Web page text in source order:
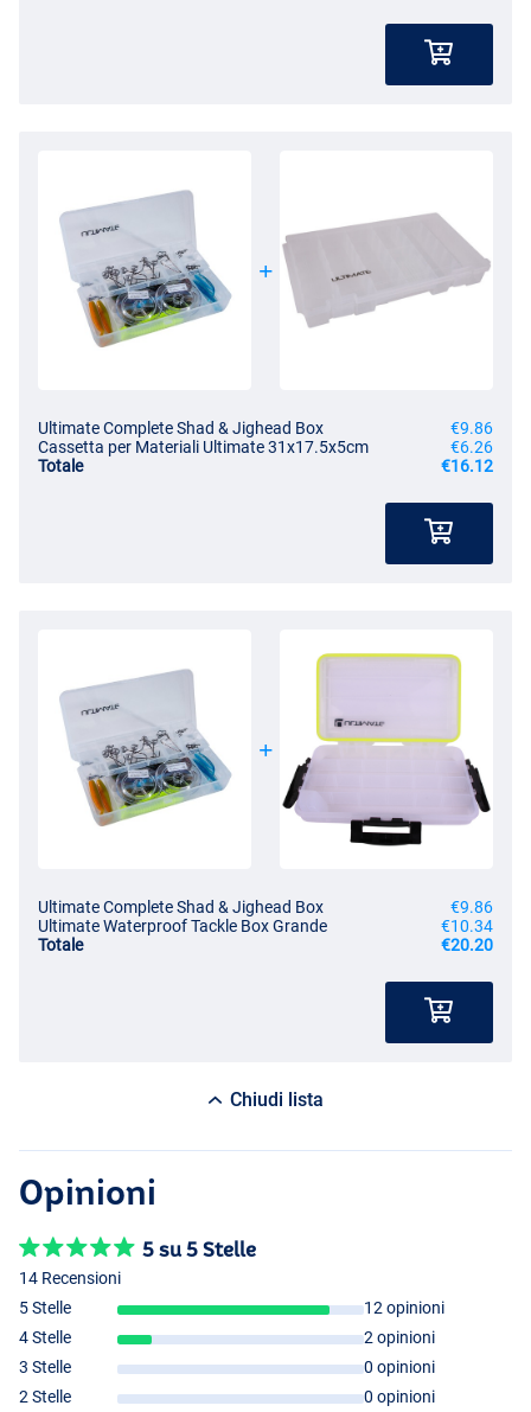
Ultimate Complete Shad & Jighead Box
€9.86
Cassetta per Materiali Ultimate 31x17.5x5cm
€6.26
Totale
€16.12
Ultimate Complete Shad & Jighead Box
€9.86
Ultimate Waterproof Tackle Box Grande
€10.34
Totale
€20.20
Chiudi lista
Opinioni
5 su 5 Stelle
14 Recensioni
5 Stelle
12 opinioni
4 Stelle
2 opinioni
3 Stelle
0 opinioni
2 Stelle
0 opinioni